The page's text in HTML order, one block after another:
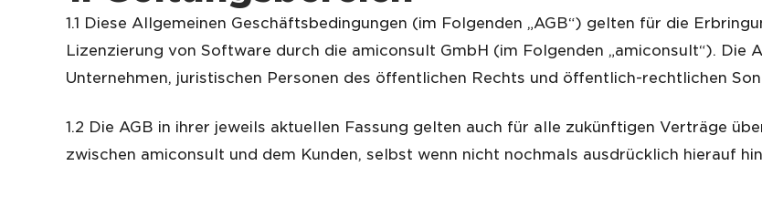
1.1 Diese Allgemeinen Geschäftsbedingungen (im Folgenden „AGB“) gelten für die
Lizenzierung von Software durch die amiconsult GmbH (im Folgenden „amiconsult“). Die
Unternehmen, juristischen Personen des öffentlichen Rechts und öffentlich-rechtlichen
1.2 Die AGB in ihrer jeweils aktuellen Fassung gelten auch für alle zukünftigen Verträge
zwischen amiconsult und dem Kunden, selbst wenn nicht nochmals ausdrücklich hierauf